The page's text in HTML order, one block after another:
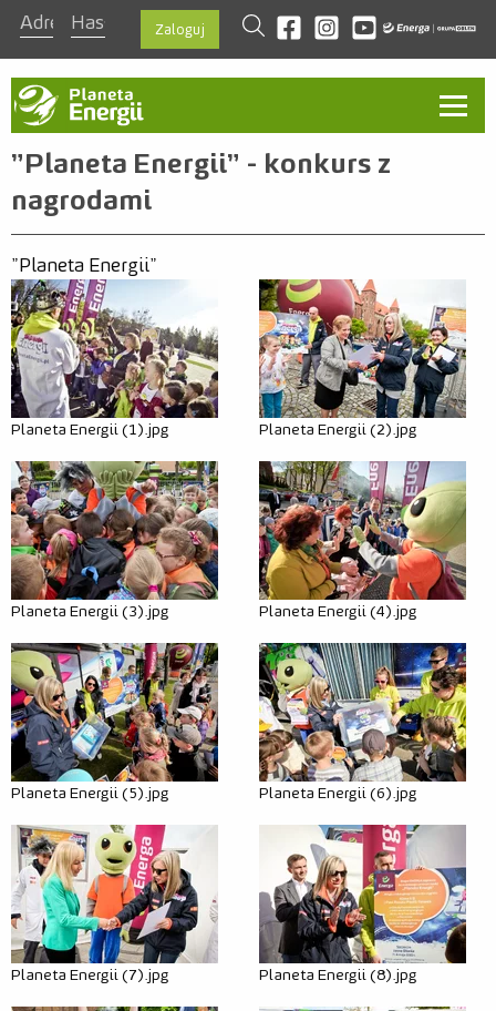
Zaloguj
szukajOdwiedź nas na facebook
Odwiedź nas na instagram
Odwiedź nas na
Aktualności
Kontakt
Regulamin
Zasady
Nagrody
Szablon prezentacji
Dla mediów
Misja
Kraina bioróżnorodności
Kraina prądu
Kraina odpadów
Nauczyciel
Warto wiedzieć
Przewodnik
Warto wiedzieć
Scenariusze
"Planeta Energii" - konkurs z
nagrodami
"Planeta Energii"
Planeta Energii (1).jpg Planeta Energii (2).jpg
Planeta Energii (3).jpg Planeta Energii (4).jpg
Planeta Energii (5).jpg Planeta Energii (6).jpg
Planeta Energii (7).jpg Planeta Energii (8).jpg